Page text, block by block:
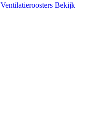
Ventilatieroosters Bekijk